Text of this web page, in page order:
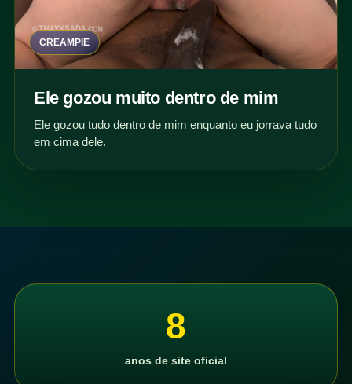
CREAMPIE
Ele gozou muito dentro de mim
Ele gozou tudo dentro de mim enquanto eu jorrava tudo
em cima dele.
8
anos de site oficial